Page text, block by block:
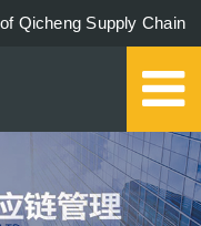
Qicheng Supply Chain